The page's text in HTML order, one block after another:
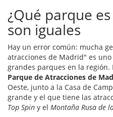
¿Qué parque
son iguales
Hay un error común: mucha
atracciones de Madrid" es
grandes parques en la región.
Parque de Atracciones de
Oeste, junto a la Casa de
grande y el que tiene las
Top Spin y el Montaña Rusa de